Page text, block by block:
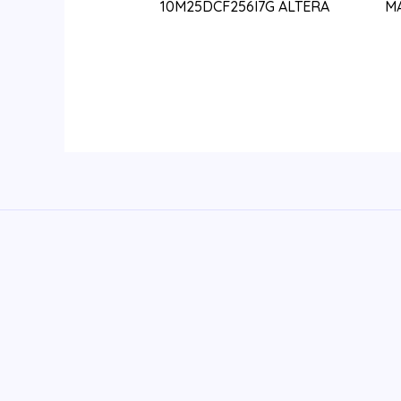
10M25DCF256I7G ALTERA